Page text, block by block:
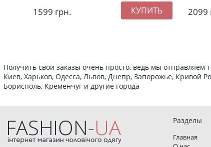
1599 грн. 2099
Получить свои заказы очень просто, ведь мы отправляем
Киев, Харьков, Одесса, Львов, Днепр, Запорожье, Кривой
Борисполь, Кременчуг и другие города
Разделы
Главная